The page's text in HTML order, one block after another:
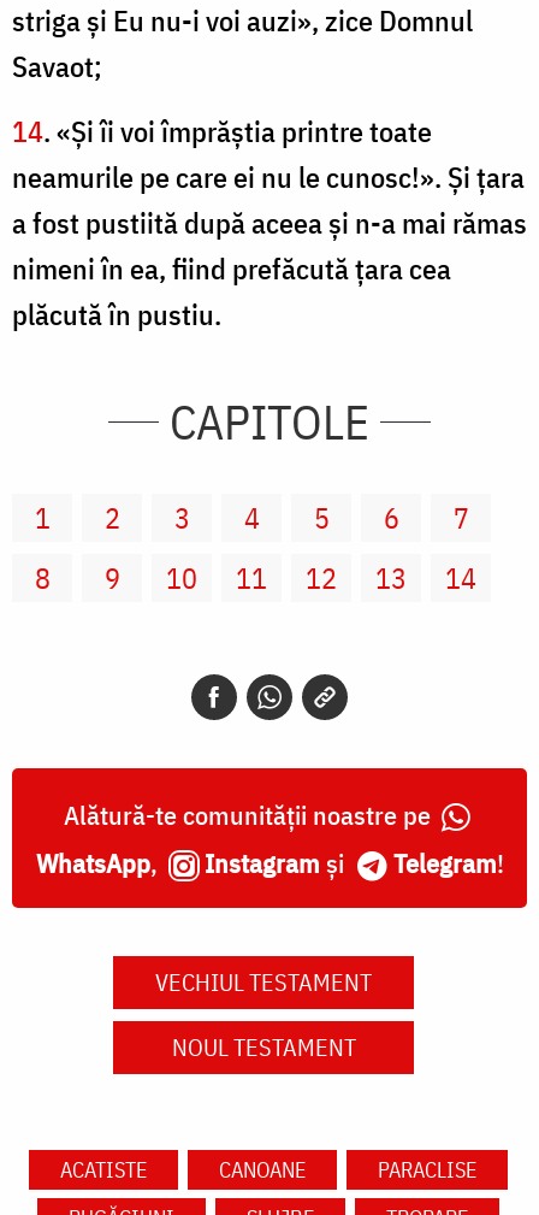
striga şi Eu nu-i voi auzi», zice Domnul
Savaot;
14. «Şi îi voi împrăştia printre toate
neamurile pe care ei nu le cunosc!». Şi țara
a fost pustiită după aceea şi n-a mai rămas
nimeni în ea, fiind prefăcută ţara cea
plăcută în pustiu.
CAPITOLE
1 2 3 4 5 6
7
8
9 10 11 12 13 14
Alătură-te comunității noastre pe
WhatsApp, Instagram și Telegram!
VECHIUL TESTAMENT
NOUL TESTAMENT
ACATISTE CANOANE
PARACLISE